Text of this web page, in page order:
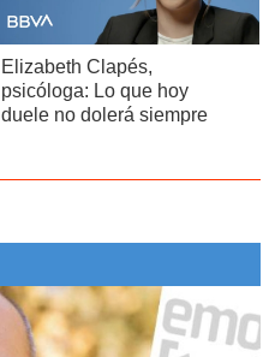
Elizabeth Clapés,
psicóloga: Lo que hoy
duele no dolerá siempre